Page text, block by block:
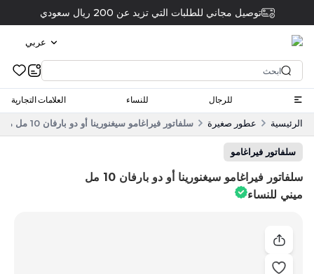
توصيل مجاني للطلبات التي تزيد عن 200 ريال سعودي
عربي
للرجال للنساء العلامات التجارية
الرئيسية عطور صغيرة سلفاتور فيراغامو سيغنورينا أو دو بارفان 10 مل ميني للنساء
سلفاتور فيراغامو
سلفاتور فيراغامو سيغنورينا أو دو بارفان 10 مل
ميني للنساء